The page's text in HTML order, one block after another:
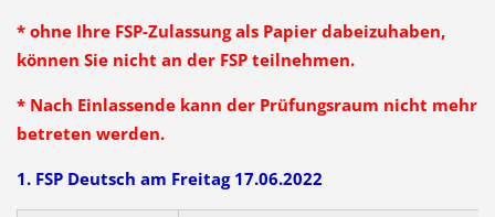
* ohne Ihre FSP-Zulassung als Papier dabeizuhaben,
können Sie nicht an der FSP teilnehmen.
* Nach Einlassende kann der Prüfungsraum nicht mehr
betreten werden.
1. FSP Deutsch am Freitag 17.06.2022